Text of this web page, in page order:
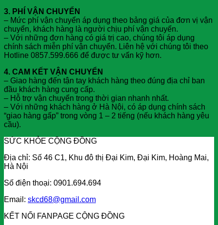
3. PHÍ VẬN CHUYỂN
– Mức phí vận chuyển áp dụng theo bảng giá của đơn vị vận
chuyển, khách hàng là người chịu phí vận chuyển.
– Với những đơn hàng có giá trị cao, chúng tôi áp dụng
chính sách miễn phí vận chuyển. Liên hệ với chúng tôi theo
Hotline 0857.599.666 để được tư vấn kỹ hơn.
4. CAM KẾT VẬN CHUYỂN
– Giao hàng đến tận tay khách hàng theo đúng địa chỉ ban
đầu khách hàng cung cấp.
– Hỗ trợ vận chuyển trong thời gian nhanh nhất.
– Với những khách hàng ở Hà Nội, có áp dụng chính sách
“giao hàng gấp” trong vòng 1 – 2 tiếng (nếu khách hàng yêu
cầu).
SỨC KHỎE CỘNG ĐỒNG
Địa chỉ: Số 46 C1, Khu đô thị Đại Kim, Đại Kim, Hoàng Mai,
Hà Nội
Số điện thoại: 0901.694.694
Email: skcd68@gmail.com
KẾT NỐI FANPAGE CỘNG ĐỒNG